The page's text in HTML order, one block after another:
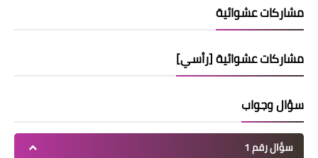
مشاركات عشوائية
مشاركات عشوائية [رأسي]
سؤال وجواب
سؤال رقم 1